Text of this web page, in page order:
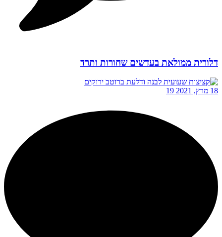
דלורית ממולאת בעדשים שחורות ותרד
18 מרץ, 2021 19